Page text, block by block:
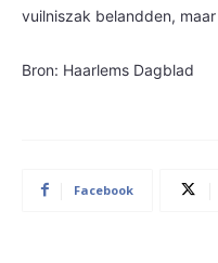
vuilniszak belandden,
Bron: Haarlems Dagblad
Facebook